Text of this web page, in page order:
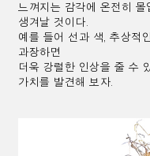
느껴지는 감각에 온전히 몰
생겨날 것이다.
예를 들어 선과 색,추상적
과장하면
더욱 강렬한 인상을 줄 수
가치를 발견해 보자.